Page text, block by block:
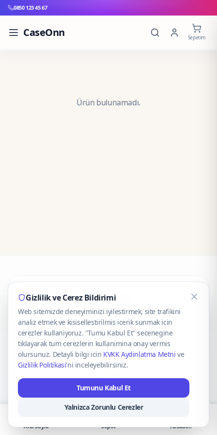
0850 123 45 67
CaseOnn Sepetim
Ürün bulunamadı.
CaseOnn
© 2025 CaseOnn. Tüm hakları saklıdır.
VISA Mastercard
Gizlilik ve Cerez Bildirimi
Web sitemizde deneyiminizi iyilestirmek, site trafikini
analiz etmek ve kisisellestirilmis icerik sunmak icin
cerezler kullaniyoruz. "Tumu Kabul Et" secenegine
tiklayarak tum cerezlerin kullanimina onay vermis
olursunuz. Detayli bilgi icin KVKK Aydinlatma Metni ve
Gizlilik Politikasi'ni inceleyebilirsiniz.
Tumunu Kabul Et
Yalnizca Zorunlu Cerezler
Ana Sayfa Sepet Hesabım